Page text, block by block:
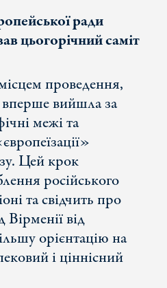
ради
цьогорічний саміт
проведення,
вийшла за
межі та
Цей крок
російського
та свідчить про
Вірменії від
орієнтацію на
і ціннісний